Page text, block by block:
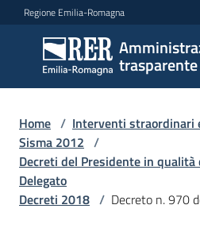
Vai al contenuto
Vai alla navigazione
Vai al footer
Regione Emilia-Romagna
trasparente
trasparente
Sottosezioni
Accesso
Home / Interventi straordinari
Sisma 2012 /
Decreti del Presidente in qualità
Delegato
Decreti 2018 / Decreto n. 970